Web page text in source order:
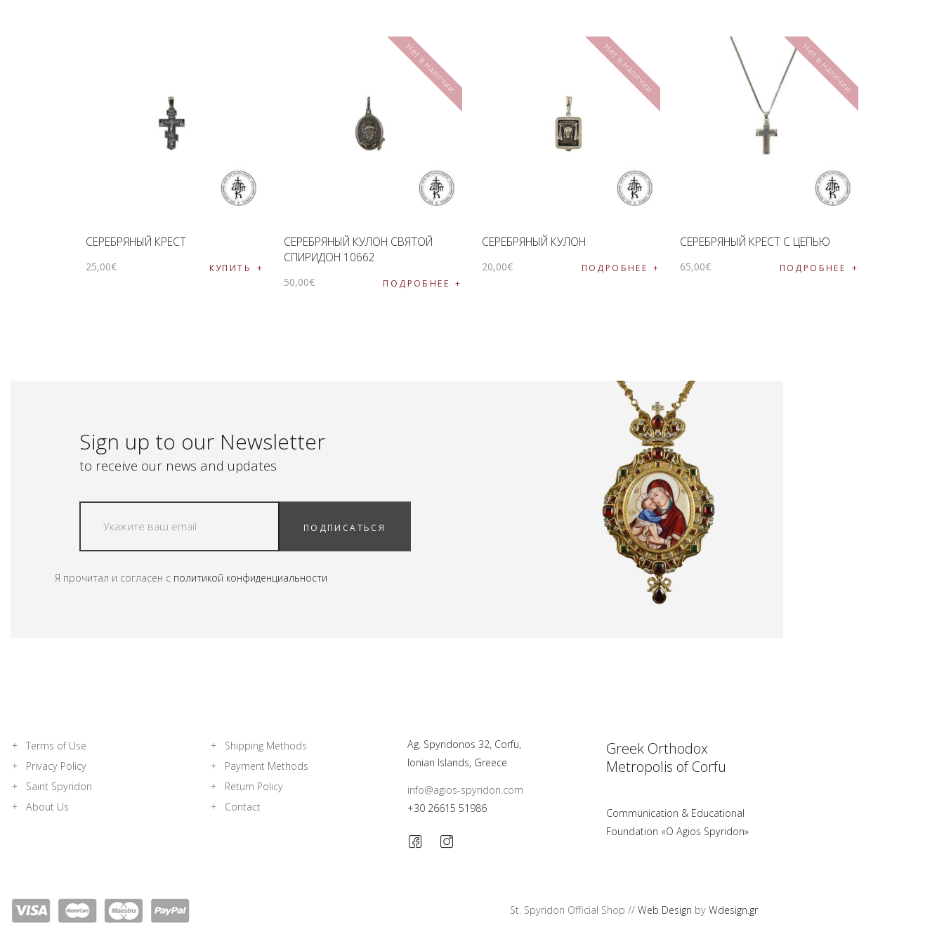
СЕРЕБРЯНЫЙ КРЕСТ
25,00€ КУПИТЬ
Нет в наличии
СЕРЕБРЯНЫЙ КУЛОН СВЯТОЙ
СПИРИДОН 10662
50,00€ ПОДРОБНЕЕ
Нет в наличии
СЕРЕБРЯНЫЙ КУЛОН
20,00€ ПОДРОБНЕЕ
Нет в наличии
СЕРЕБРЯНЫЙ КРЕСТ С ЦЕПЬЮ
65,00€ ПОДРОБНЕЕ
Sign up to our Newsletter
to receive our news and updates
ПОДПИСАТЬСЯ
Я прочитал и согласен с политикой конфиденциальности
Terms of Use
Privacy Policy
Saint Spyridon
About Us
Shipping Methods
Payment Methods
Return Policy
Contact
Ag. Spyridonos 32, Corfu,
Ionian Islands, Greece
info@agios-spyridon.com
+30 26615 51986
Greek Orthodox
Metropolis of Corfu
Communication & Educational
Foundation «O Agios Spyridon»
St. Spyridon Official Shop //Web Design byWdesign.gr